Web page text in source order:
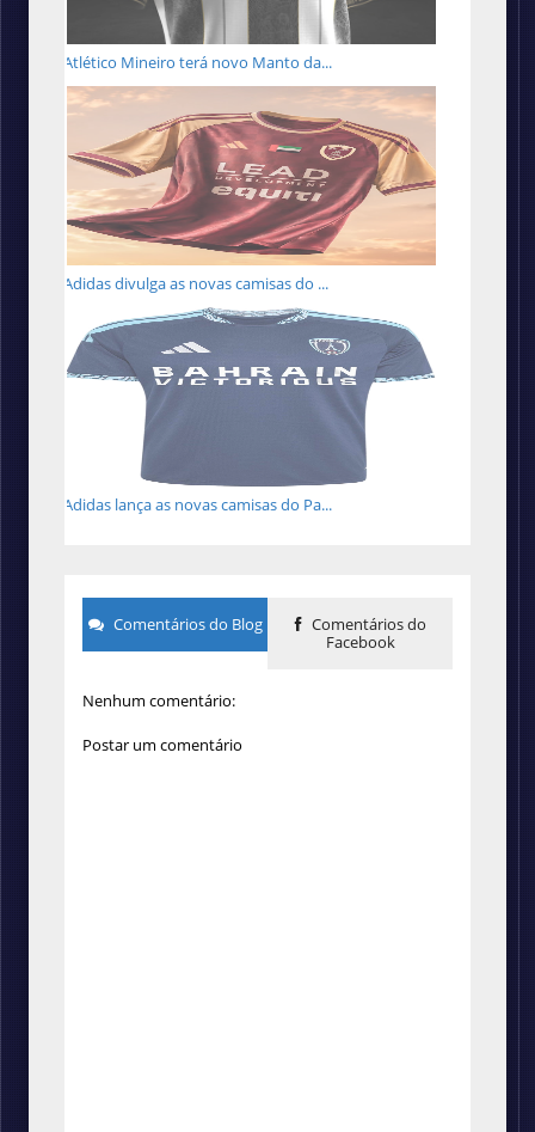
Atlético Mineiro terá novo Manto da...
Adidas divulga as novas camisas do ...
Adidas lança as novas camisas do Pa...
Comentários do Blog
Comentários do
Facebook
Nenhum comentário:
Postar um comentário